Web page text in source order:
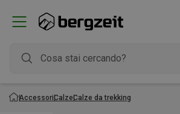
AccessoriCalzeCalze da trekking